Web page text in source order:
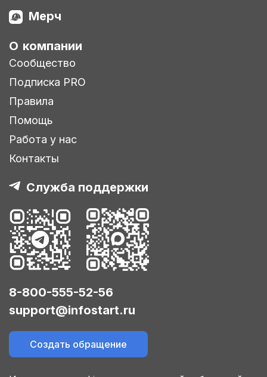
Мерч
О компании
Сообщество
Подписка PRO
Правила
Помощь
Работа у нас
Контакты
Служба поддержки
8-800-555-52-56
support@infostart.ru
Создать обращение